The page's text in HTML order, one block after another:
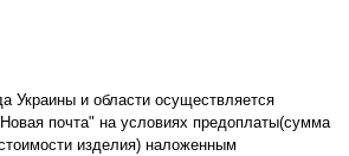
Украины и области осуществляется
почта" на условиях предоплаты(сумма
изделия) наложенным